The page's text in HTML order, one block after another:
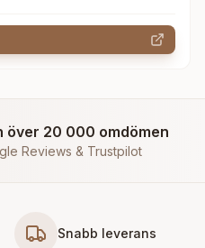
över 20 000 omdömen
Reviews & Trustpilot
Snabb leverans